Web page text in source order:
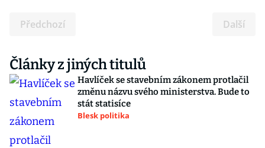
Předchozí Další
Články z jiných titulů
Havlíček se stavebním zákonem protlačil
změnu názvu svého ministerstva. Bude to
stát statisíce
Blesk politika